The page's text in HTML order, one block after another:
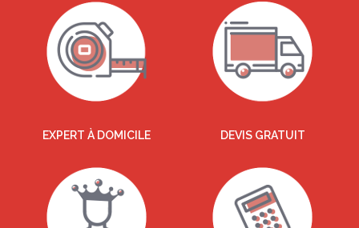
EXPERT À DOMICILE DEVIS GRATUIT